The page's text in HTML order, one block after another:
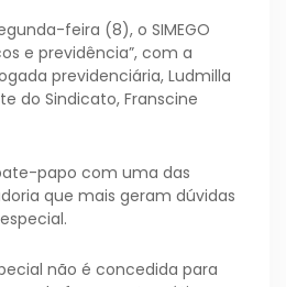
feira (8), o SIMEGO
e previdência”, com a
previdenciária, Ludmilla
do Sindicato, Franscine
papo com uma das
que mais geram dúvidas
não é concedida para